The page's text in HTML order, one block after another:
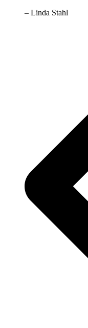
– Linda Stahl